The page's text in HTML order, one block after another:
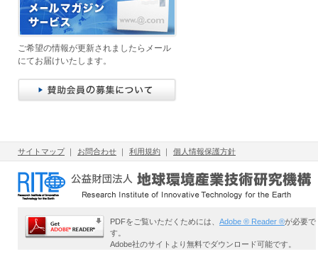
ご希望の情報が更新されましたらメール
にてお届けいたします。
サイトマップ｜ お問合わせ ｜ 利用規約 ｜ 個人情報保護方針
PDFをご覧いただくためには、 Adobe ® Reader ®が必要で
す。
Adobe社のサイトより無料でダウンロード可能です。